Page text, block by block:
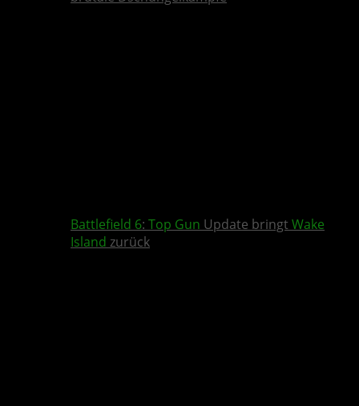
Battlefield 6: Top Gun Update bringt Wake
Island zurück